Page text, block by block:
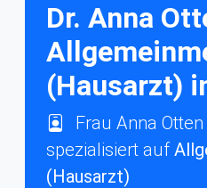
Dr. Anna
(Hausarzt)
Frau Anna
spezialisiert auf
(Hausarzt)